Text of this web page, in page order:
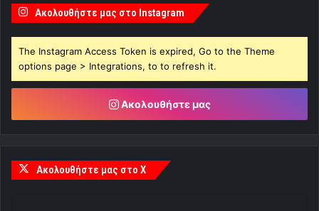
Ακολουθήστε μας στο Instagram
The Instagram Access Token is expired, Go to the Theme
options page > Integrations, to to refresh it.
Ακολουθήστε μας
Ακολουθήστε μας στο X